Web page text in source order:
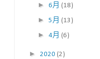
► 6月 (18)
► 5月 (13)
► 4月 (6)
► 2020 (2)